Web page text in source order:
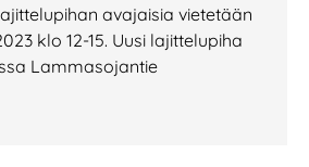
avajaisia vietetään
klo 12-15. Uusi lajittelupiha
Lammasojantie